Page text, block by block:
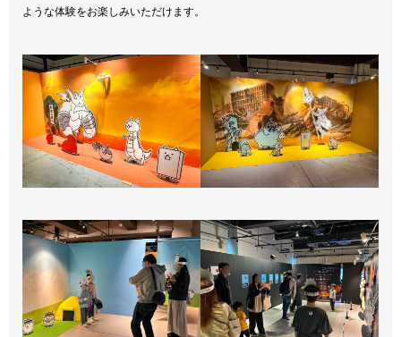
ような体験をお楽しみいただけます。